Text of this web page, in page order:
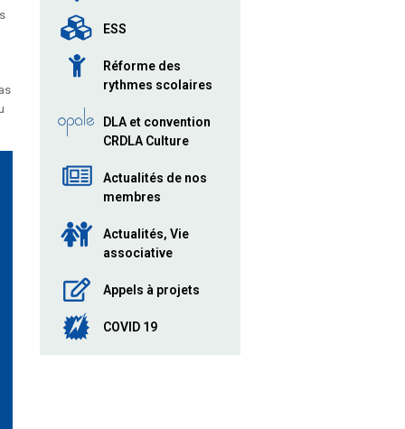
ESS
Réforme des
rythmes scolaires
DLA et convention
CRDLA Culture
Actualités de nos
membres
Actualités, Vie
associative
Appels à projets
COVID 19